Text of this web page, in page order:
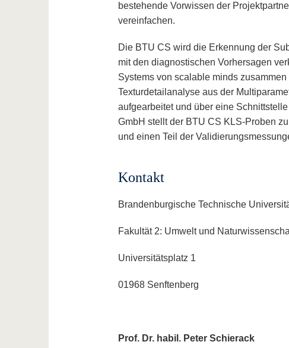
bestehende Vorwissen der
vereinfachen.
Die BTU CS wird die Erkennung der
mit den diagnostischen Vorhersagen
Systems von scalable minds
Texturdetailanalyse aus der
aufgearbeitet und über eine
GmbH stellt der BTU CS KLS-Proben
und einen Teil der
Kontakt
Brandenburgische Technische
Fakultät 2: Umwelt und
Universitätsplatz 1
01968 Senftenberg
Prof. Dr. habil. Peter Schierack